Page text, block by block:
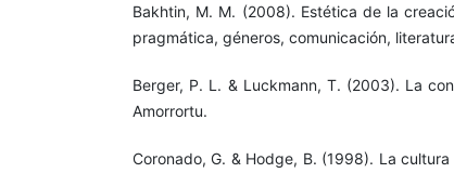
Bakhtin, M. M. (2008). Estética de la
pragmática, géneros, comunicación,
Berger, P. L. & Luckmann, T. (2003). La
Amorrortu.
Coronado, G. & Hodge, B. (1998). La